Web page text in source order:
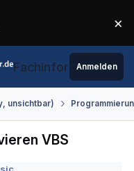
×
Fachinformatiker.de
Anmelden
unsichtbar)
VBS